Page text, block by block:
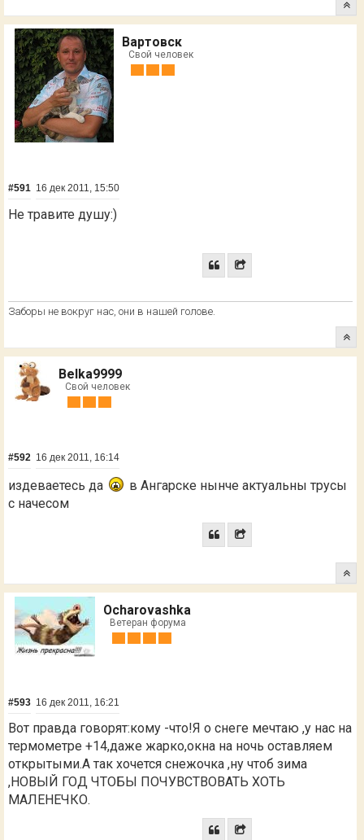
Вартовск
Свой человек
#591 16 дек 2011, 15:50
Не травите душу:)
Заборы не вокруг нас, они в нашей голове.
Belka9999
Свой человек
#592 16 дек 2011, 16:14
издеваетесь да
в Ангарске нынче актуальны трусы
с начесом
Ocharovashka
Ветеран форума
#593 16 дек 2011, 16:21
Вот правда говорят:кому -что!Я о снеге мечтаю ,у нас на
термометре +14,даже жарко,окна на ночь оставляем
открытыми.А так хочется снежочка ,ну чтоб зима
,НОВЫЙ ГОД ЧТОБЫ ПОЧУВСТВОВАТЬ ХОТЬ
МАЛЕНЕЧКО.